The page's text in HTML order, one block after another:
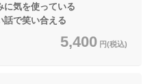
を使っている
話で笑い合える
5,400 円(税込)